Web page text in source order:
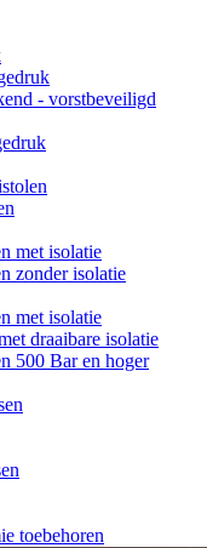
- vorstbeveiligd
met isolatie
zonder isolatie
met isolatie
draaibare isolatie
500 Bar en hoger
toebehoren